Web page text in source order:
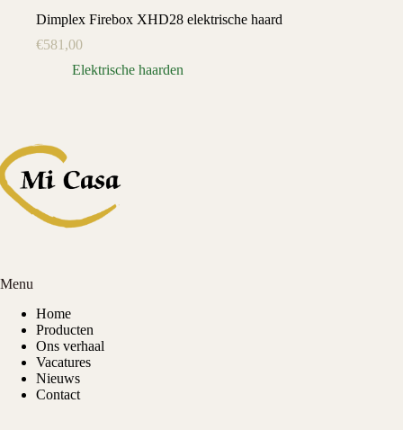
Dimplex Firebox XHD28 elektrische haard
€581,00
Elektrische haarden
Menu
Home
Producten
Ons verhaal
Vacatures
Nieuws
Contact